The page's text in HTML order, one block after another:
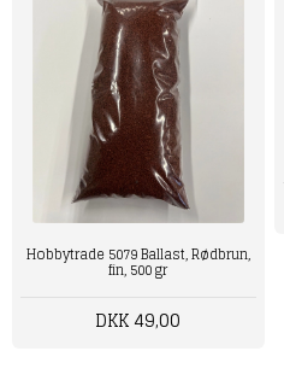
Hobbytrade 5079 Ballast, Rødbrun,
fin, 500 gr
DKK 49,00